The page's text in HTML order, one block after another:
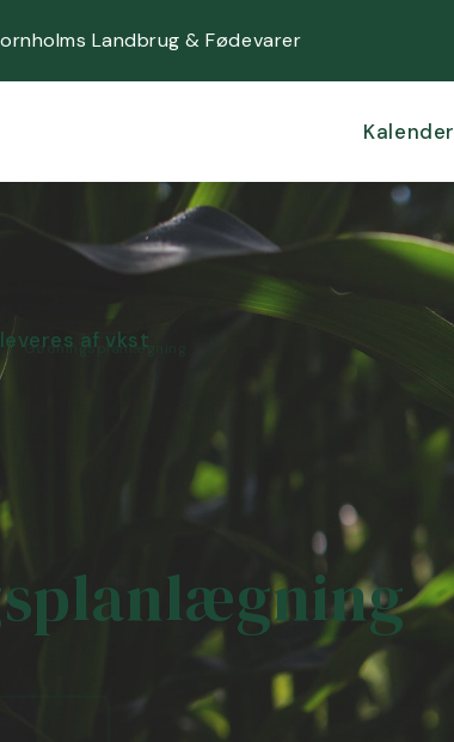
Landbrug & Fødevarer
Kalender
/ Gødningsplanlægning
af vkst